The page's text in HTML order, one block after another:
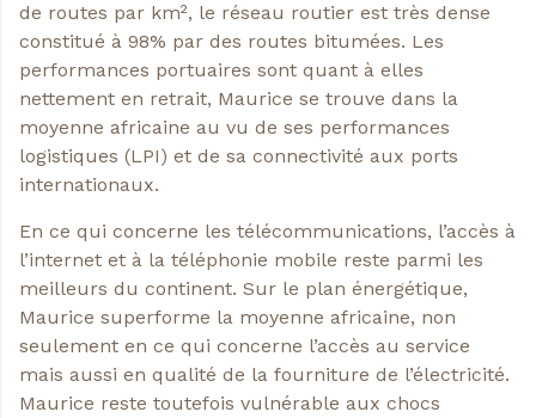
de routes par km², le réseau routier est très dense
constitué à 98% par des routes bitumées. Les
performances portuaires sont quant à elles
nettement en retrait, Maurice se trouve dans la
moyenne africaine au vu de ses performances
logistiques (LPI) et de sa connectivité aux ports
internationaux.
En ce qui concerne les télécommunications, l’accès à
l’internet et à la téléphonie mobile reste parmi les
meilleurs du continent. Sur le plan énergétique,
Maurice superforme la moyenne africaine, non
seulement en ce qui concerne l’accès au service
mais aussi en qualité de la fourniture de l’électricité.
Maurice reste toutefois vulnérable aux chocs